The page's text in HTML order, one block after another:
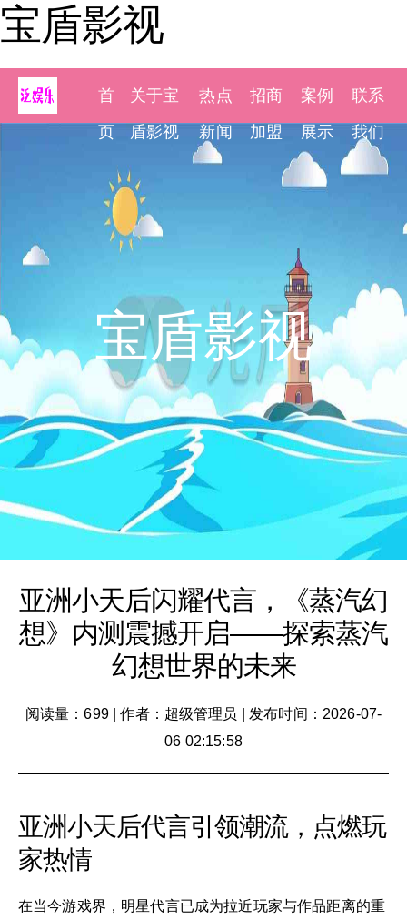
宝盾影视
首
页
关于宝
盾影视
热点
新闻
招商
加盟
案例
展示
联系
我们
宝盾影视
亚洲小天后闪耀代言，《蒸汽幻
想》内测震撼开启――探索蒸汽
幻想世界的未来
阅读量：699|作者：超级管理员
发布时间：2026-07-
06 02:15:58
亚洲小天后代言引领潮流，点燃玩
家热情
在当今游戏界，明星代言已成为拉近玩家与作品距离的重